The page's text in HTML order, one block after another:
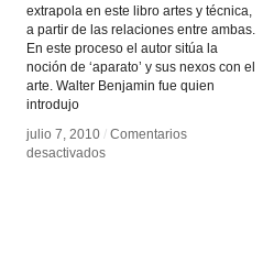
extrapola en este libro artes y técnica,
a partir de las relaciones entre ambas.
En este proceso el autor sitúa la
noción de ‘aparato’ y sus nexos con el
arte. Walter Benjamin fue quien
introdujo
julio 7, 2010 / Comentarios
desactivadosen
julio 7, 2010 / Comentarios
desactivadosen